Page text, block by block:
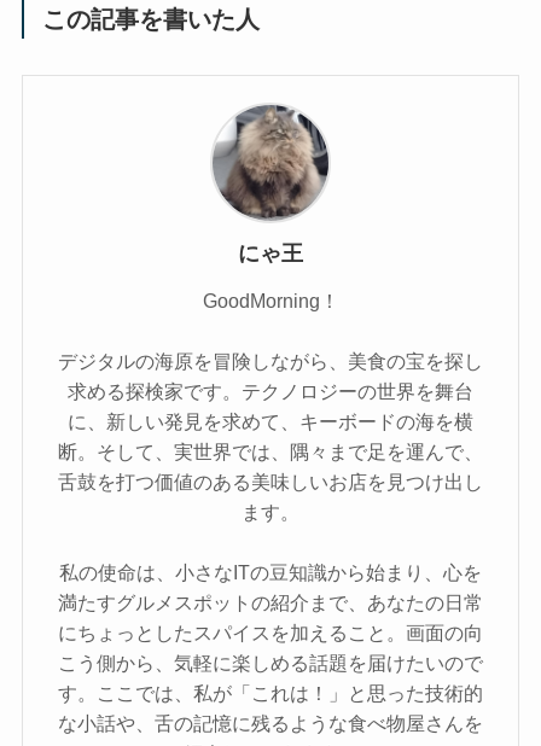
この記事を書いた人
にゃ王
GoodMorning！
デジタルの海原を冒険しながら、美食の宝を探し
求める探検家です。テクノロジーの世界を舞台
に、新しい発見を求めて、キーボードの海を横
断。そして、実世界では、隅々まで足を運んで、
舌鼓を打つ価値のある美味しいお店を見つけ出し
ます。
私の使命は、小さなITの豆知識から始まり、心を
満たすグルメスポットの紹介まで、あなたの日常
にちょっとしたスパイスを加えること。画面の向
こう側から、気軽に楽しめる話題を届けたいので
す。ここでは、私が「これは！」と思った技術的
な小話や、舌の記憶に残るような食べ物屋さんを